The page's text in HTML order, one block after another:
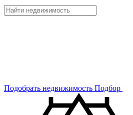
Подобрать недвижимость Подбор